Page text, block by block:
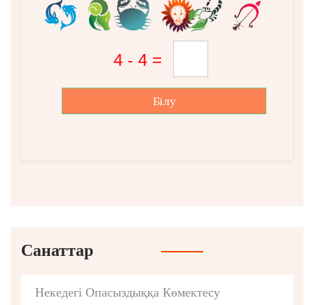
Білу
Санаттар
Некедегі Опасыздыққа Көмектесу